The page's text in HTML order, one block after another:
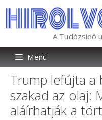
tartalomba
A Tudózsidó
Menü
Trump lefújta a
szakad az olaj:
aláírhatják a